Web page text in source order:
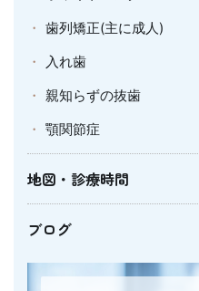
歯列矯正(主に成人)
入れ歯
親知らずの抜歯
顎関節症
地図・診療時間
ブログ